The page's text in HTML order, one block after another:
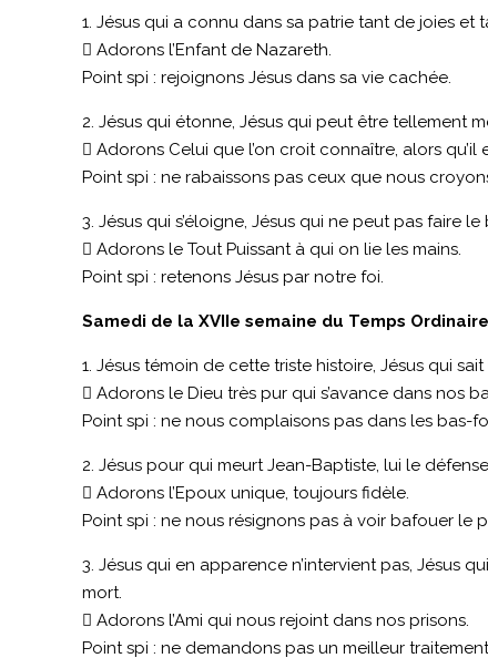
1. Jésus qui a connu dans sa patrie tant de joies et
 Adorons l’Enfant de Nazareth.
Point spi : rejoignons Jésus dans sa vie cachée.
2. Jésus qui étonne, Jésus qui peut être tellement
 Adorons Celui que l’on croit connaître, alors qu’il
Point spi : ne rabaissons pas ceux que nous
3. Jésus qui s’éloigne, Jésus qui ne peut pas faire
 Adorons le Tout Puissant à qui on lie les mains.
Point spi : retenons Jésus par notre foi.
Samedi de la XVIIe semaine du Temps
1. Jésus témoin de cette triste histoire, Jésus qui
 Adorons le Dieu très pur qui s’avance dans nos
Point spi : ne nous complaisons pas dans les bas-
2. Jésus pour qui meurt Jean-Baptiste, lui le
 Adorons l’Epoux unique, toujours fidèle.
Point spi : ne nous résignons pas à voir bafouer le
3. Jésus qui en apparence n’intervient pas, Jésus
mort.
 Adorons l’Ami qui nous rejoint dans nos prisons.
Point spi : ne demandons pas un meilleur